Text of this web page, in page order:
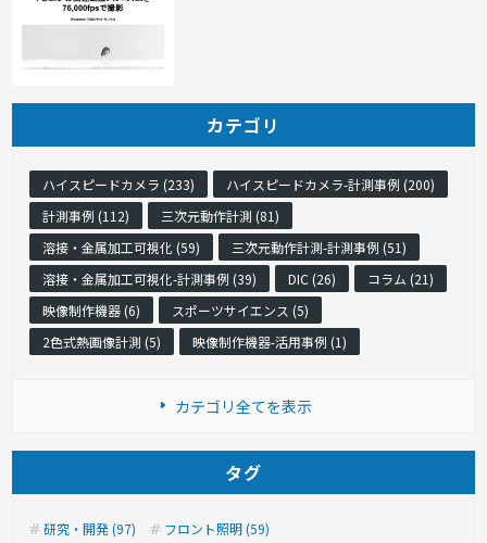
カテゴリ
ハイスピードカメラ (233)
ハイスピードカメラ-計測事例 (200)
計測事例 (112)
三次元動作計測 (81)
溶接・金属加工可視化 (59)
三次元動作計測-計測事例 (51)
溶接・金属加工可視化-計測事例 (39)
DIC (26)
コラム (21)
映像制作機器 (6)
スポーツサイエンス (5)
2色式熱画像計測 (5)
映像制作機器-活用事例 (1)
カテゴリ全てを表示
タグ
研究・開発 (97)
フロント照明 (59)